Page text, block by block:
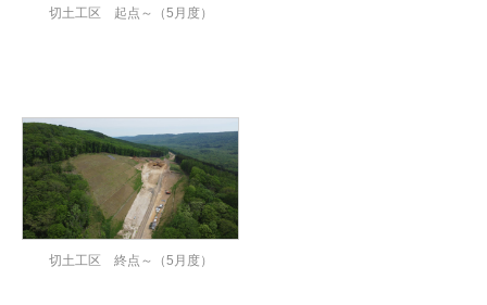
切土工区 起点～（5月度）
切土工区 終点～（5月度）